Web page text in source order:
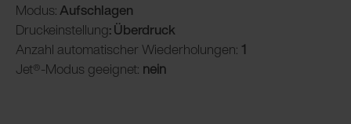
Modus:Aufschlagen
Druckeinstellung: Überdruck
Anzahl automatischer Wiederholungen: 1
Jet®-Modus geeignet: nein